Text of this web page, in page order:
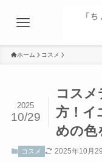
ホーム コスメ
コス
方！イ
めの色
2025
10/29
コスメ 2025年10月